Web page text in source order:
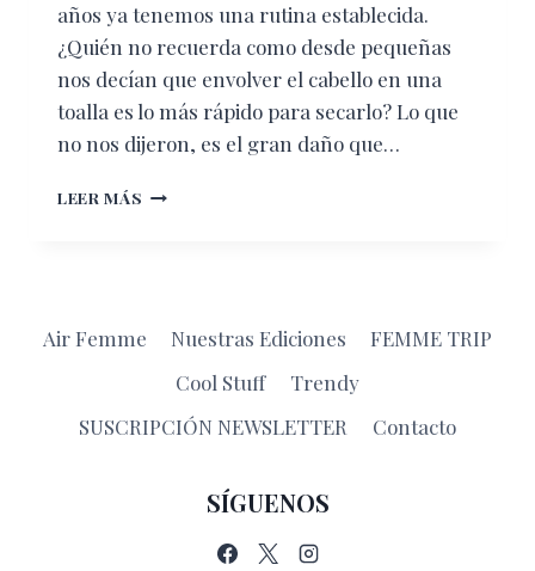
años ya tenemos una rutina establecida.
¿Quién no recuerda como desde pequeñas
nos decían que envolver el cabello en una
toalla es lo más rápido para secarlo? Lo que
no nos dijeron, es el gran daño que…
LEER MÁS CINCO
CABELLO
BAÑO
Air Femme Nuestras Ediciones
FEMME TRIP
Cool Stuff
Trendy
SUSCRIPCIÓN NEWSLETTER
Contacto
SÍGUENOS